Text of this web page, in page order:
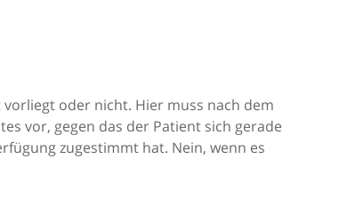
oder nicht. Hier muss nach dem
vor, gegen das der Patient sich gerade
zugestimmt hat. Nein, wenn es